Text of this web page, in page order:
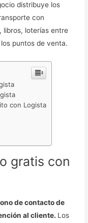
distribuye los
con
libros, loterías entre
puntos de venta.
con Logista
gratis con
de contacto de
al cliente. Los